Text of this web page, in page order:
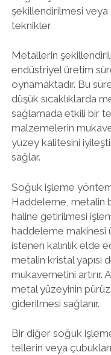
şekillendirilmesi veya
teknikler
Metallerin
endüstriyel üretim
oynamaktadır. Bu
düşük sıcaklıklarda
sağlamada etkili bir
malzemelerin
yüzey kalitesini
sağlar.
Soğuk işleme
Haddeleme, metalin
haline getirilmesi
haddeleme makinesi
istenen kalınlık elde
metalin kristal
mukavemetini artırır.
metal yüzeyinin
giderilmesi sağlanır.
Bir diğer soğuk
tellerin veya